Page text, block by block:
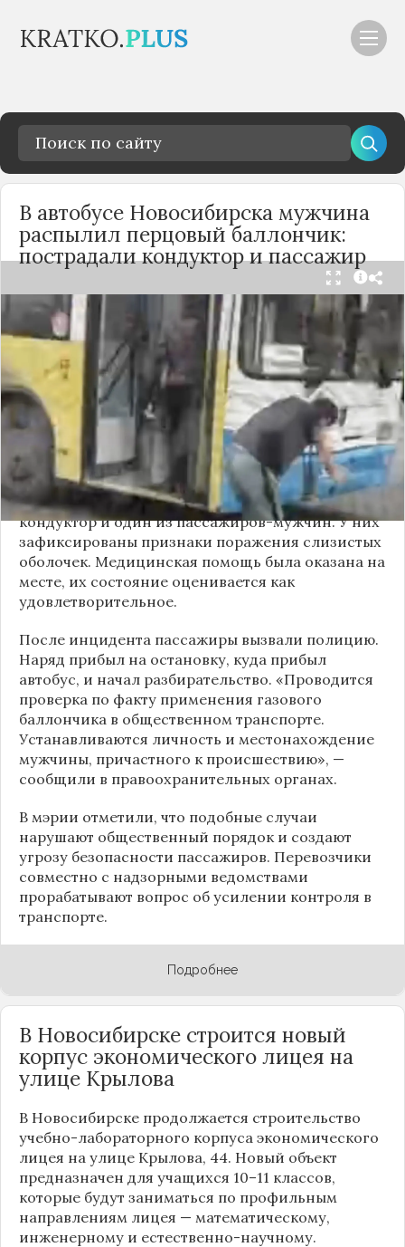
В автобусе Новосибирска мужчина
распылил перцовый баллончик:
пострадали кондуктор и пассажир
Вечером 24 сентября в салоне автобуса маршрута
№18 в Новосибирске произошёл инцидент с
применением перцового баллончика. Как
сообщили очевидцы в
Telegram-канале
«Инцидент Новосибирск», неизвестный
мужчина с бородой сначала вступил в перепалку
с кондуктором, затем поссорился с другими
пассажирами. В ходе конфликта он достал
газовый баллончик и распылил его в салоне.
По предварительным данным, пострадали
кондуктор и один из пассажиров-мужчин. У них
зафиксированы признаки поражения слизистых
оболочек. Медицинская помощь была оказана на
месте, их состояние оценивается как
удовлетворительное.
После инцидента пассажиры вызвали полицию.
Наряд прибыл на остановку, куда прибыл
автобус, и начал разбирательство. «Проводится
проверка по факту применения газового
баллончика в общественном транспорте.
Устанавливаются личность и местонахождение
мужчины, причастного к происшествию», —
сообщили в правоохранительных органах.
В мэрии отметили, что подобные случаи
нарушают общественный порядок и создают
угрозу безопасности пассажиров. Перевозчики
совместно с надзорными ведомствами
прорабатывают вопрос об усилении контроля в
транспорте.
Подробнее
В Новосибирске строится новый
корпус экономического лицея на
улице Крылова
В Новосибирске продолжается строительство
учебно-лабораторного корпуса экономического
лицея на улице Крылова, 44. Новый объект
предназначен для учащихся 10–11 классов,
которые будут заниматься по профильным
направлениям лицея — математическому,
инженерному и естественно-научному.